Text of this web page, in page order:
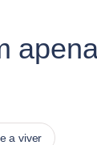
a viver